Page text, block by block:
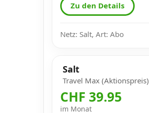
Zu den Details
Netz: Salt, Art: Abo
Salt
Travel Max (Aktionspreis)
CHF 39.95
im Monat